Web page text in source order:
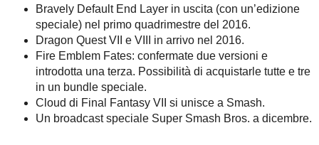
Bravely Default End Layer in uscita (con un’edizione
speciale) nel primo quadrimestre del 2016.
Dragon Quest VII e VIII in arrivo nel 2016.
Fire Emblem Fates: confermate due versioni e
introdotta una terza. Possibilità di acquistarle tutte e tre
in un bundle speciale.
Cloud di Final Fantasy VII si unisce a Smash.
Un broadcast speciale Super Smash Bros. a dicembre.